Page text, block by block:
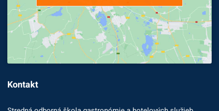
Kontakt